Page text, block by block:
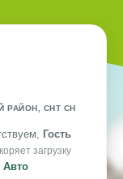
РАЙОН, СНТ СН
Гость
загрузку
Авто